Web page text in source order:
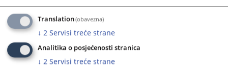
Translation(obavezna)
↓ 2 Servisi treće strane
Analitika o posjećenosti stranica
↓ 2 Servisi treće strane